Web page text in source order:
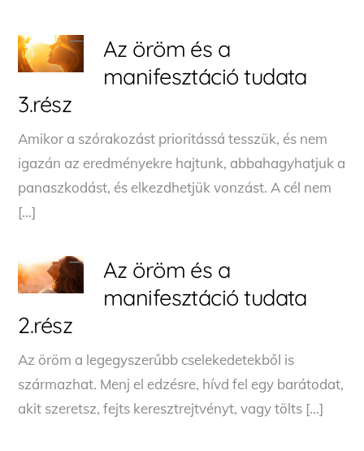
Az öröm és a
manifesztáció tudata
3.rész
Amikor a szórakozást prioritássá tesszük, és nem
igazán az eredményekre hajtunk, abbahagyhatjuk a
panaszkodást, és elkezdhetjük vonzást. A cél nem
[…]
Az öröm és a
manifesztáció tudata
2.rész
Az öröm a legegyszerűbb cselekedetekből is
származhat. Menj el edzésre, hívd fel egy barátodat,
akit szeretsz, fejts keresztrejtvényt, vagy tölts […]